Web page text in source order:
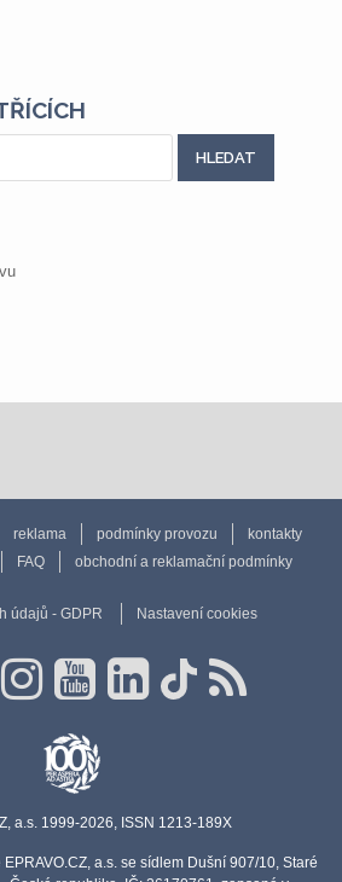
reklama podmínky provozu
kontakty
FAQ obchodní a reklamační podmínky
údajů - GDPR Nastavení cookies
a.s. 1999-2026, ISSN 1213-189X
a.s. se sídlem Dušní 907/10, Staré